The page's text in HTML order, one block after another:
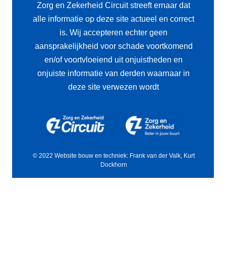
Zorg en Zekerheid Circuit streeft ernaar dat
alle informatie op deze site actueel en correct
is. Wij accepteren echter geen
aansprakelijkheid voor schade voortkomend
en/of voortvloeiend uit onjuistheden en
onjuiste informatie van derden waarnaar in
deze site verwezen wordt
© 2022 Website bouw en techniek: Frank van der Valk, Kurt
Dockhorn